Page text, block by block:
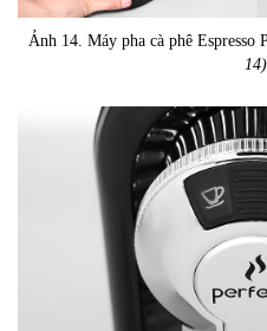
Ảnh 14. Máy pha cà phê Espresso
14)